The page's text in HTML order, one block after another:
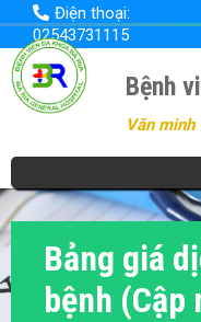
Nhảy
đến
nội
dung
Điện thoại:
02543731115
Bệnh
Văn
Bảng giá
bệnh (Cập